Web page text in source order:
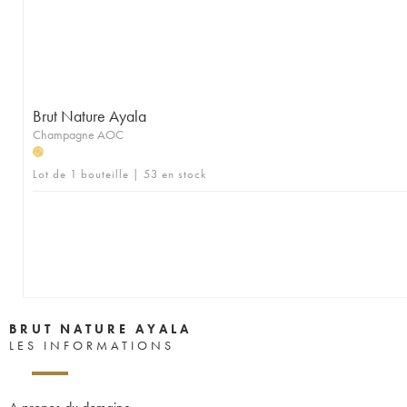
Brut Nature Ayala
Champagne AOC
H
Lot de 1 bouteille | 53 en stock
BRUT NATURE AYALA
LES INFORMATIONS